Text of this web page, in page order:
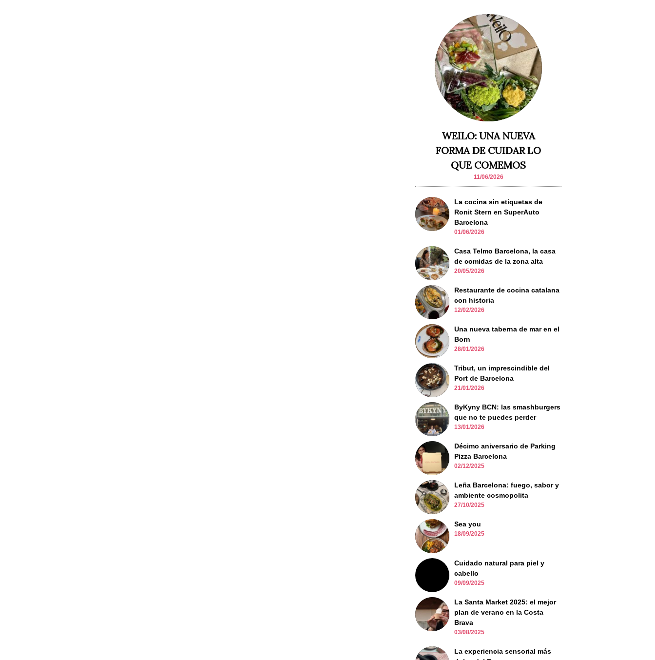
WEILO: UNA NUEVA
FORMA DE CUIDAR LO
QUE COMEMOS
11/06/2026
La cocina sin etiquetas de
Ronit Stern en SuperAuto
Barcelona
01/06/2026
Casa Telmo Barcelona, la casa
de comidas de la zona alta
20/05/2026
Restaurante de cocina catalana
con historia
12/02/2026
Una nueva taberna de mar en el
Born
28/01/2026
Tribut, un imprescindible del
Port de Barcelona
21/01/2026
ByKyny BCN: las smashburgers
que no te puedes perder
13/01/2026
Décimo aniversario de Parking
Pizza Barcelona
02/12/2025
Leña Barcelona: fuego, sabor y
ambiente cosmopolita
27/10/2025
Sea you
18/09/2025
Cuidado natural para piel y
cabello
09/09/2025
La Santa Market 2025: el mejor
plan de verano en la Costa
Brava
03/08/2025
La experiencia sensorial más